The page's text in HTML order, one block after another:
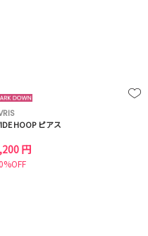
HOOP ピアス
円